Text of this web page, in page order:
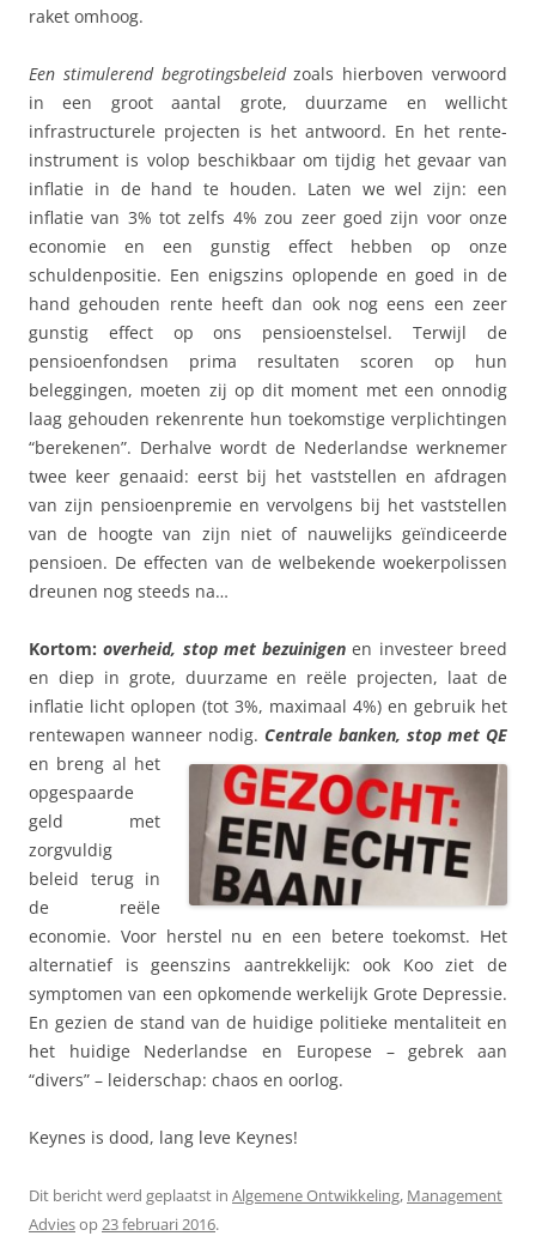
raket omhoog.
Een stimulerend begrotingsbeleidzoals hierboven verwoord
in een groot aantal grote, duurzame en wellicht
infrastructurele projecten is het antwoord. En het rente-
instrument is volop beschikbaar om tijdig het gevaar van
inflatie in de hand te houden. Laten we wel zijn: een
inflatie van 3% tot zelfs 4% zou zeer goed zijn voor onze
economie en een gunstig effect hebben op onze
schuldenpositie. Een enigszins oplopende en goed in de
hand gehouden rente heeft dan ook nog eens een zeer
gunstig effect op ons pensioenstelsel. Terwijl de
pensioenfondsen prima resultaten scoren op hun
beleggingen, moeten zij op dit moment met een onnodig
laag gehouden rekenrente hun toekomstige verplichtingen
“berekenen”. Derhalve wordt de Nederlandse werknemer
twee keer genaaid: eerst bij het vaststellen en afdragen
van zijn pensioenpremie en vervolgens bij het vaststellen
van de hoogte van zijn niet of nauwelijks geïndiceerde
pensioen. De effecten van de welbekende woekerpolissen
dreunen nog steeds na…
Kortom:overheid, stop met bezuinigen en investeer breed
en diep in grote, duurzame en reële projecten, laat de
inflatie licht oplopen (tot 3%, maximaal 4%) en gebruik het
rentewapen wanneer nodig. Centrale banken, stop met QE
en breng al het
opgespaarde
geld met
zorgvuldig
beleid terug in
de reële
economie. Voor herstel nu en een betere toekomst. Het
alternatief is geenszins aantrekkelijk: ook Koo ziet de
symptomen van een opkomende werkelijk Grote Depressie.
En gezien de stand van de huidige politieke mentaliteit en
het huidige Nederlandse en Europese – gebrek aan
“divers” – leiderschap: chaos en oorlog.
Keynes is dood, lang leve Keynes!
Dit bericht werd geplaatst in Algemene Ontwikkeling, Management
Adviesop23 februari 2016.